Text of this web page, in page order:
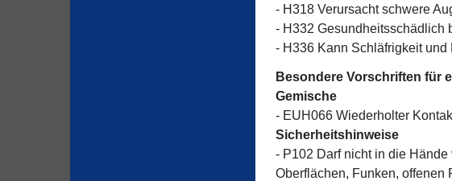
- H318 Verursacht schwere
- H332 Gesundheitsschädlich
- H336 Kann Schläfrigkeit
Besondere Vorschriften für
Gemische
- EUH066 Wiederholter
Sicherheitshinweise
- P102 Darf nicht in die
Oberflächen, Funken,